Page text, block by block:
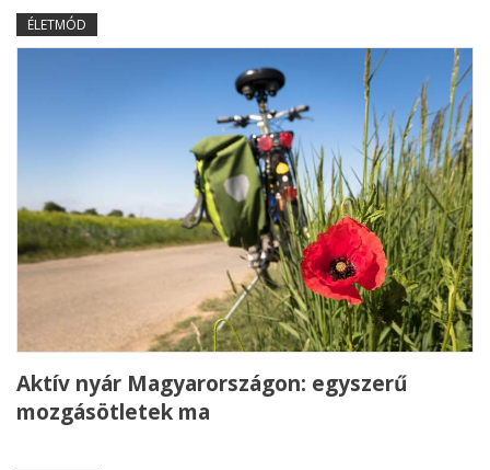
ÉLETMÓD
Aktív nyár Magyarországon: egyszerű
mozgásötletek ma